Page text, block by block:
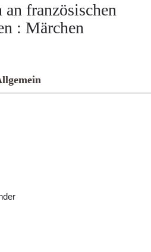
an französischen
: Märchen